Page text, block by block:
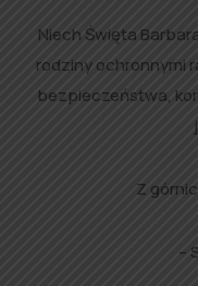
Niech Święta
rodziny ochronnymi
bezpieczeństwa,
Z
–